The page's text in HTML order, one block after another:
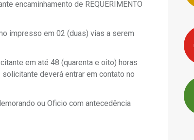
encaminhamento de REQUERIMENTO
impresso em 02 (duas) vias a serem
em até 48 (quarenta e oito) horas
solicitante deverá entrar em contato no
ou Oficio com antecedência